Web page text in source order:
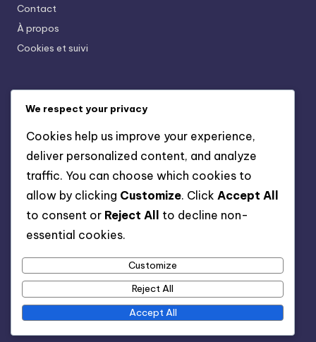
Contact
À propos
Cookies et suivi
Armoires En Bois De Pin: Légères, Économiques,
Pratiques
Meubles De Jardin En Bois: Traitement, Protection,
Durabilité
Chaises En Bois Scandinaves: Simplicité, Confort,
Esthétique
Bibliothèques En Bois Design: Originalité, Style,
Fonctionnalité
We respect your privacy
Cookies help us improve your experience,
deliver personalized content, and analyze
traffic. You can choose which cookies to
allow by clicking Customize. Click Accept All
to consent or Reject All
to decline non-
essential cookies.
Customize
Reject All
Accept All